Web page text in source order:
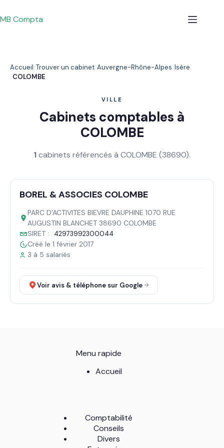
au
contenu
MB Compta
Accueil Trouver un cabinet Auvergne-Rhône-Alpes Isère
COLOMBE
VILLE
Cabinets comptables à
COLOMBE
1cabinets référencés à COLOMBE (38690).
BOREL & ASSOCIES COLOMBE
PARC D'ACTIVITES BIEVRE DAUPHINE 1070 RUE
AUGUSTIN BLANCHET 38690 COLOMBE
SIRET :
42973992300044
Créé le 1 février 2017
3 à 5 salariés
Voir avis & téléphone sur Google
Menu rapide
Accueil
Comptabilité
Conseils
Divers